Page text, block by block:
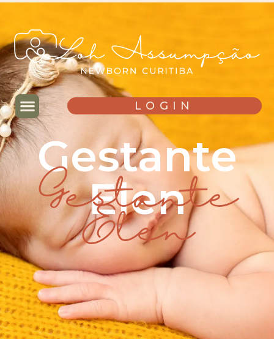
LOGIN
Gestante
Elen
Gestante
Elen